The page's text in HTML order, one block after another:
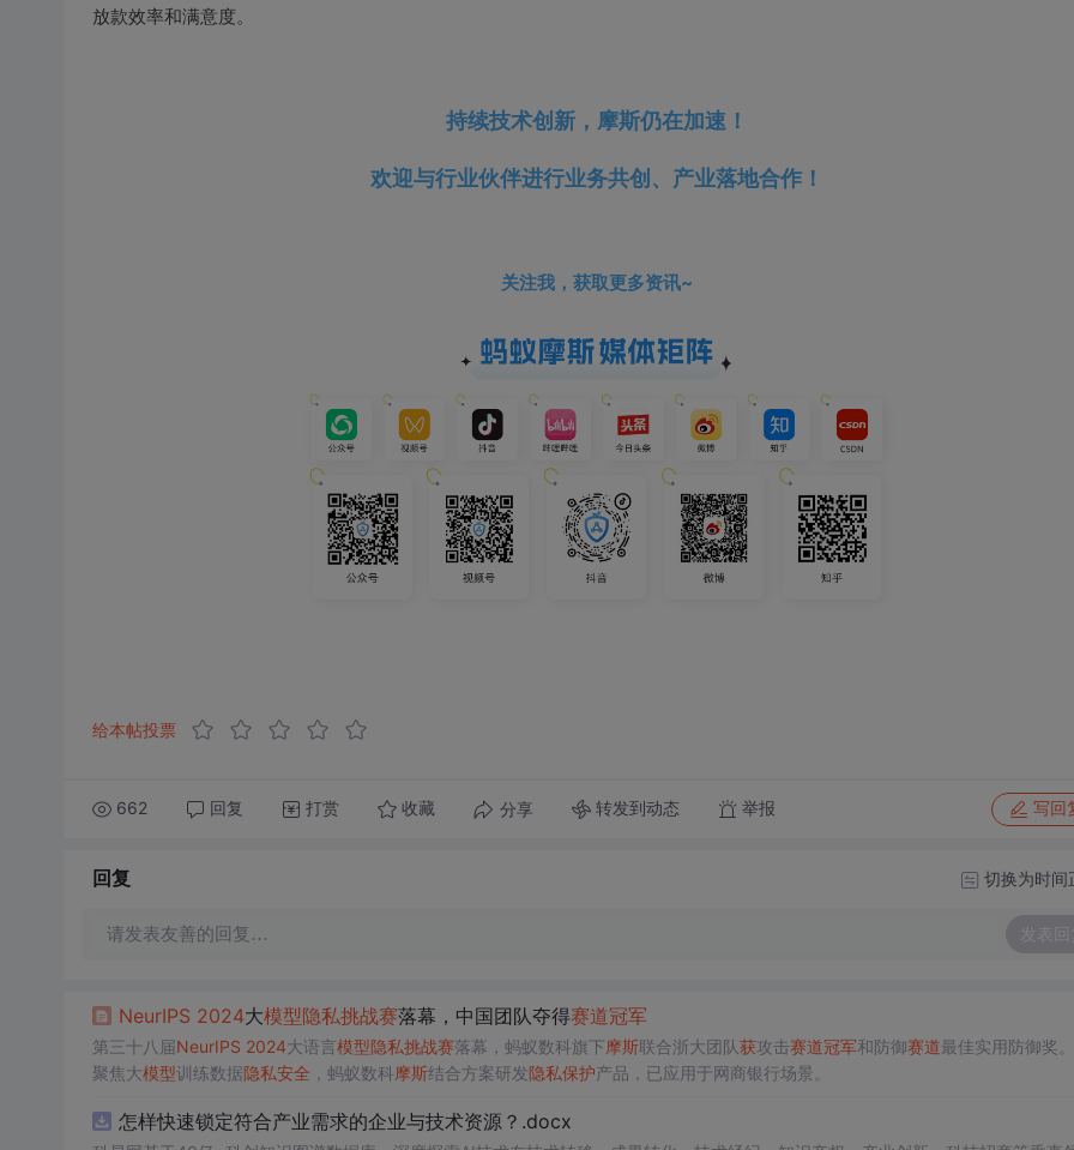
放款效率和满意度。
持续技术创新，摩斯仍在加速！
欢迎与行业伙伴进行业务共创、产业落地合作！
关注我，获取更多资讯~
给本帖投票
662 回复 打赏 收藏 分享 转发到动态 举报 写回
回复 切换为时间
请发表友善的回复… 发表回
NeurIPS 2024大模型隐私挑战赛落幕，中国团队夺得赛道冠军
第三十八届NeurIPS 2024大语言模型隐私挑战赛落幕，蚂蚁数科旗下摩斯联合浙大团队获攻击赛道冠军和防御赛道最佳实用防御奖
聚焦大模型训练数据隐私安全 ，蚂蚁数科摩斯结合方案研发隐私保护产品，已应用于网商银行场景。
怎样快速锁定符合产业需求的企业与技术资源？.docx